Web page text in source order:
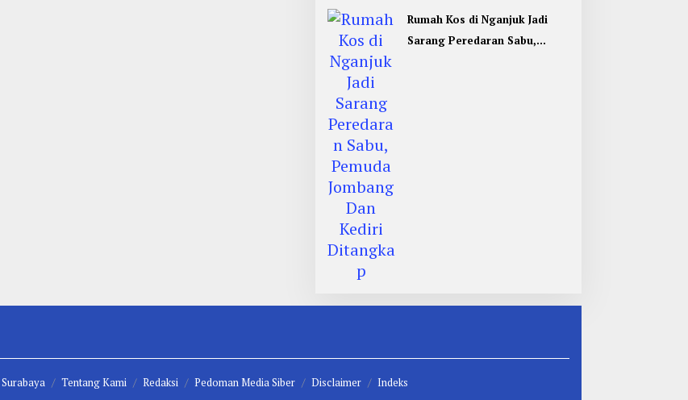
Rumah Kos di Nganjuk Jadi
Sarang Peredaran Sabu,
Surabaya Tentang Kami Redaksi Pedoman Media Siber Disclaimer Indeks